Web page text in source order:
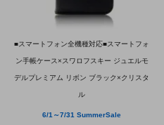
■スマートフォン全機種対応■スマートフォ
ン手帳ケース×スワロフスキー ジュエルモ
デルプレミアム リボン ブラック×クリスタ
ル
6/1～7/31 SummerSale